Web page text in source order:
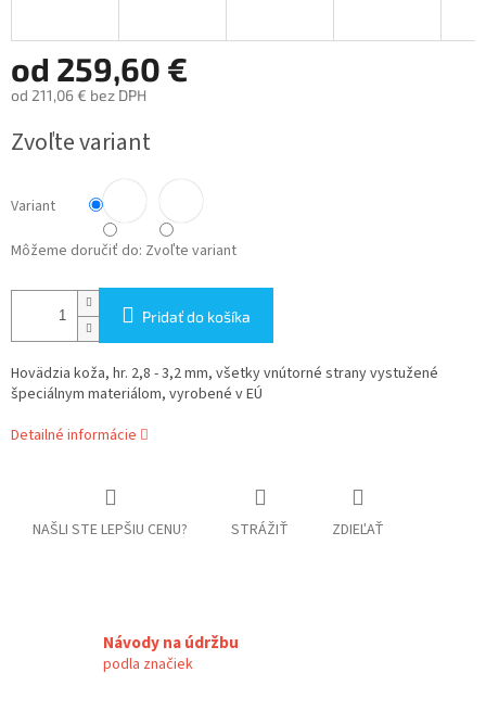
od 259,60 €
od 211,06 € bez DPH
cena:
Zvoľte variant
Variant
Môžeme doručiť do: Zvoľte variant
Pridať do košíka
Hovädzia koža, hr. 2,8 - 3,2 mm, všetky vnútorné strany vystužené
špeciálnym materiálom, vyrobené v EÚ
Detailné informácie
NAŠLI STE LEPŠIU CENU? STRÁŽIŤ ZDIEĽAŤ
Návody na údržbu
podla značiek